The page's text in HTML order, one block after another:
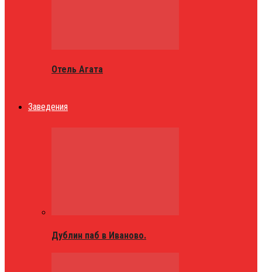
Отель Агата
Заведения
Дублин паб в Иваново.